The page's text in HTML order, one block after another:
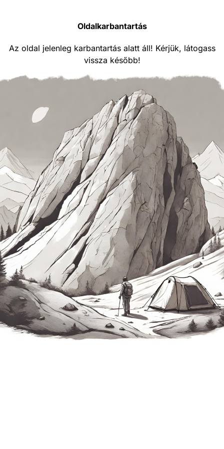
Oldalkarbantartás
Az oldal jelenleg karbantartás alatt áll! Kérjük, látogass
vissza később!